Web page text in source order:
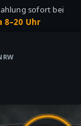
sofort bei
8–20 Uhr